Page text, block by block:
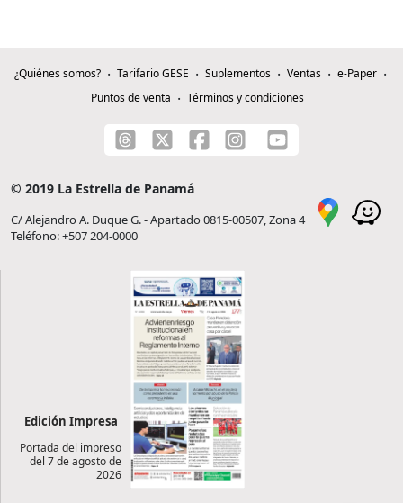
¿Quiénes somos? Tarifario GESE Suplementos Ventas
e-Paper
Puntos de venta
Términos y condiciones
© 2019 La Estrella de Panamá
C/ Alejandro A. Duque G. - Apartado 0815-00507, Zona 4
Teléfono: +507 204-0000
Edición Impresa
Portada del impreso
del 7 de agosto de
2026